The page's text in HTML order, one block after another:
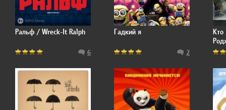
Ральф / Wreck-It Ralph
6
Гадкий я
2
Кто